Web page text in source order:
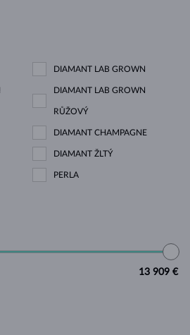
DIAMANT LAB GROWN
DIAMANT LAB GROWN
RŮŽOVÝ
DIAMANT CHAMPAGNE
DIAMANT ŽLTÝ
PERLA
13 909 €